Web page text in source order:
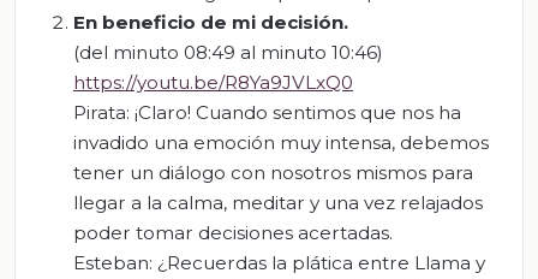
En beneficio de mi decisión.
(del minuto 08:49 al minuto 10:46)
https://youtu.be/R8Ya9JVLxQ0
Pirata: ¡Claro! Cuando sentimos que nos ha
invadido una emoción muy intensa, debemos
tener un diálogo con nosotros mismos para
llegar a la calma, meditar y una vez relajados
poder tomar decisiones acertadas.
Esteban: ¿Recuerdas la plática entre Llama y